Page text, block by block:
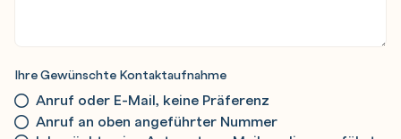
Ihre Gewünschte Kontaktaufnahme
Anruf oder E-Mail, keine Präferenz
Anruf an oben angeführter Nummer